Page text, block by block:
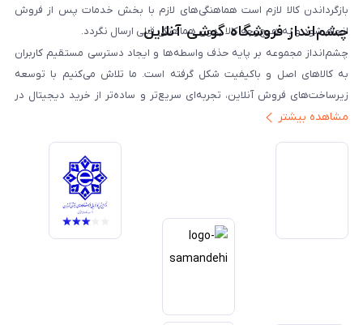
بازگرداندن کالا لازم است هماهنگی‌های لازم با بخش خدمات پس از فروش
انجام شود و به هیچ‌وجه کالا بدون هماهنگی قبلی ارسال نگردد.
چشم‌انداز فروشگاه گوشی آنلاین
چشم‌انداز مجموعه بر پایه حذف واسطه‌ها و ایجاد دسترسی مستقیم کاربران
به کالاهای اصل و باکیفیت شکل گرفته است. ما تلاش می‌کنیم با توسعه
زیرساخت‌های فروش آنلاین، تجربه‌ای سریع‌تر و ساده‌تر از خرید دیجیتال در
ایران ارائه دهیم. تبدیل‌شدن به مرجعی قابل اعتماد برای خرید کالای دیجیتال،
خدمات و به‌روزرسانی مداوم محصولات، مسیر ما را روشن‌تر می‌کند. ما باور
داریم آینده بازار دیجیتال متعلق به کسب‌وکارهایی است که صداقت و شفافیت
را در اولویت قرار می‌دهند. گوشی آنلاین با تکیه بر تجربه و تخصص، با قدرت به
سمت تحقق این چشم‌انداز حرکت می‌کند.
مشاهده بیشتر